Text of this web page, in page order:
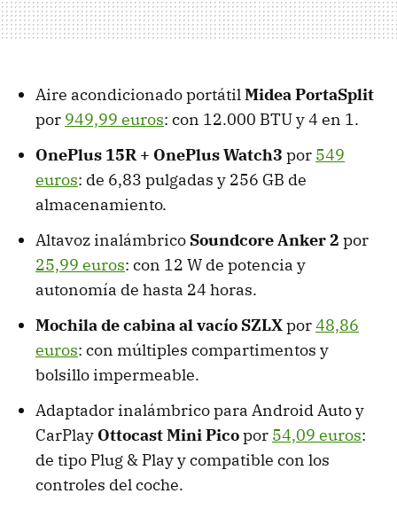
Aire acondicionado portátilMidea PortaSplit
por 949,99 euros: con 12.000 BTU y 4 en 1.
OnePlus 15R + OnePlus Watch3 por 549
euros: de 6,83 pulgadas y 256 GB de
almacenamiento.
Altavoz inalámbrico Soundcore Anker 2 por
25,99 euros: con 12 W de potencia y
autonomía de hasta 24 horas.
Mochila de cabina al vacío SZLXpor48,86
euros: con múltiples compartimentos y
bolsillo impermeable.
Adaptador inalámbrico para Android Auto y
CarPlay Ottocast Mini Picopor 54,09 euros:
de tipo Plug & Play y compatible con los
controles del coche.